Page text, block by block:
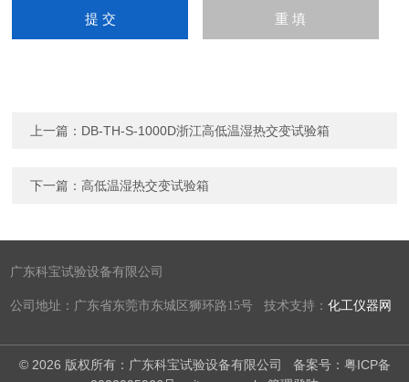
上一篇： DB-TH-S-1000D浙江高低温湿热交变试验箱
下一篇：高低温湿热交变试验箱
广东科宝试验设备有限公司
公司地址：广东省东莞市东城区狮环路15号 技术支持：化工仪器网
© 2026 版权所有：广东科宝试验设备有限公司 备案号：粤ICP备